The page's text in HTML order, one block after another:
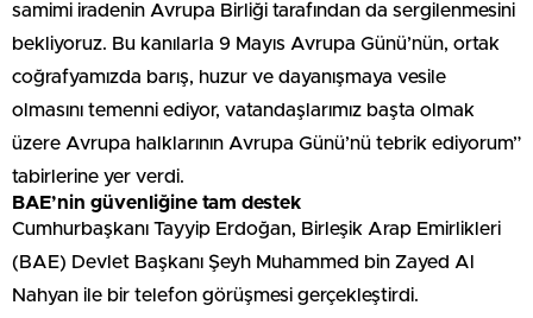
samimi iradenin Avrupa Birliği tarafından da sergilenmesini
bekliyoruz. Bu kanılarla 9 Mayıs Avrupa Günü’nün, ortak
coğrafyamızda barış, huzur ve dayanışmaya vesile
olmasını temenni ediyor, vatandaşlarımız başta olmak
üzere Avrupa halklarının Avrupa Günü’nü tebrik ediyorum”
tabirlerine yer verdi.
BAE’nin güvenliğine tam destek
Cumhurbaşkanı Tayyip Erdoğan, Birleşik Arap Emirlikleri
(BAE) Devlet Başkanı Şeyh Muhammed bin Zayed Al
Nahyan ile bir telefon görüşmesi gerçekleştirdi.